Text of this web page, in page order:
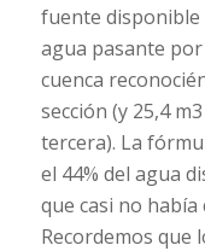
fuente disponible
agua pasante
cuenca
sección (y 25,4
tercera). La
el 44% del agua
que casi no
Recordemos que